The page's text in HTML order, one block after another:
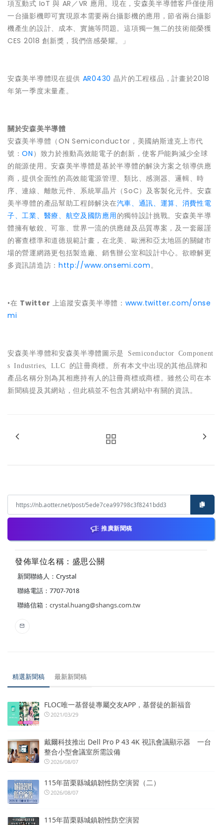
項互動式 IoT 與 AR／VR 應用。現在，安森美半導體客戶僅使用
一台攝影機即可實現原本需要兩台攝影機的應用，節省兩台攝影
機產生的設計、成本、實施等問題。這項獨一無二的技術能榮獲
CES 2018 創新獎，我們倍感榮耀。」
安森美半導體現在提供 AR0430 晶片的工程樣品，計畫於2018
年第一季度末量產。
關於安森美半導體
安森美半導體（ON Semiconductor，美國納斯達克上市代
號：ON ）致力於推動高效能電子的創新，使客戶能夠減少全球
的能源使用。安森美半導體是基於半導體的解決方案之領導供應
商，提供全面性的高效能電源管理、類比、感測器、邏輯、時
序、連線、離散元件、系統單晶片（SoC）及客製化元件。安森
美半導體的產品幫助工程師解決在汽車、通訊、運算、消費性電
子、工業、醫療、航空及國防應用的獨特設計挑戰。安森美半導
體擁有敏銳、可靠、世界一流的供應鏈及品質專案，及一套嚴謹
的審查標準和道德規範計畫，在北美、歐洲和亞太地區的關鍵市
場的營運網路更包括製造廠、銷售辦公室和設計中心。欲瞭解更
多資訊請造訪： http://www.onsemi.com。
•在 Twitter 上追蹤安森美半導體： www.twitter.com/onse
mi
安森美半導體和安森美半導體圖示是
Semiconductor Component
s Industries, LLC 的註冊商標。所有本文中出現的其他品牌和
產品名稱分別為其相應持有人的註冊商標或商標。雖然公司在本
新聞稿提及其網站，但此稿並不包含其網站中有關的資訊。
推廣新聞稿
發佈單位名稱：盛思公關
新聞聯絡人：Crystal
聯絡電話：7707-7018
聯絡信箱： crystal.huang@shangs.com.tw
精選新聞稿 最新新聞稿
FLOC唯一基督徒專屬交友APP，基督徒的新福音
2021/03/29
戴爾科技推出 Dell Pro P 43 4K 視訊會議顯示器 一台
整合小型會議室所需設備
2026/08/07
115年苗栗縣城鎮韌性防空演習（二）
2026/08/07
115年苗栗縣城鎮韌性防空演習